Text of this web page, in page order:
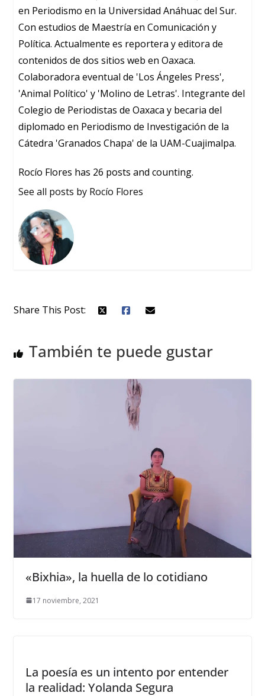
en Periodismo en la Universidad Anáhuac del Sur.
Con estudios de Maestría en Comunicación y
Política. Actualmente es reportera y editora de
contenidos de dos sitios web en Oaxaca.
Colaboradora eventual de 'Los Ángeles Press',
'Animal Político' y 'Molino de Letras'. Integrante del
Colegio de Periodistas de Oaxaca y becaria del
diplomado en Periodismo de Investigación de la
Cátedra 'Granados Chapa' de la UAM-Cuajimalpa.
Rocío Flores has 26 posts and counting.
See all posts by Rocío Flores
Share This Post:
También te puede gustar
«Bixhia», la huella de lo cotidiano
17 noviembre, 2021
La poesía es un intento por entender
la realidad: Yolanda Segura